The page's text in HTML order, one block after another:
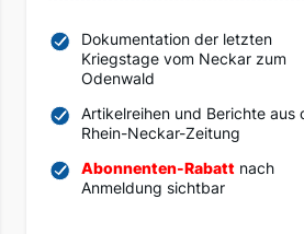
Dokumentation der letzten
Kriegstage vom Neckar zum
Odenwald
Artikelreihen und Berichte aus
Rhein-Neckar-Zeitung
Abonnenten-Rabatt nach
Anmeldung sichtbar